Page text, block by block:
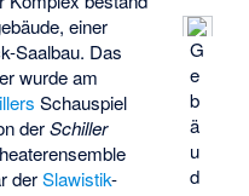
G
e
b
ä
u
d
einer
Saalbau. Das
wurde am
Schauspiel
derSchiller
derSlawistik-